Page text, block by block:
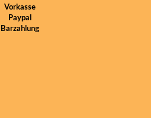
Vorkasse
Paypal
Barzahlung